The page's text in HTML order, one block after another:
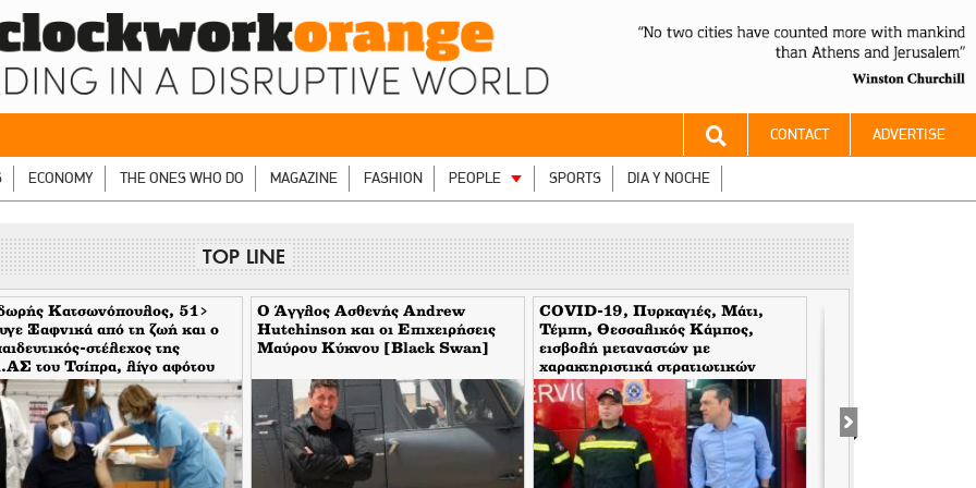
CONTACT ADVERTISE
ECONOMY THE ONES WHO DO MAGAZINE FASHION PEOPLE SPORTS DIA Y NOCHE
TOP LINE
Κατσωνόπουλος, 51>
Ξαφνικά από τη ζωή και ο
στέλεχος της
του Τσίπρα, λίγο αφότου
ξαφνικά και ο Ανδρέας
55 του Mέρα25
Ο Άγγλος Ασθενής Andrew
Hutchinson και οι Επιχειρήσεις
Μαύρου Κύκνου [Black Swan]
COVID-19, Πυρκαγιές, Μάτι,
Τέμπη, Θεσσαλικός Κάμπος,
εισβολή μεταναστών με
χαρακτηριστικά στρατιωτικών
επιχειρήσεων